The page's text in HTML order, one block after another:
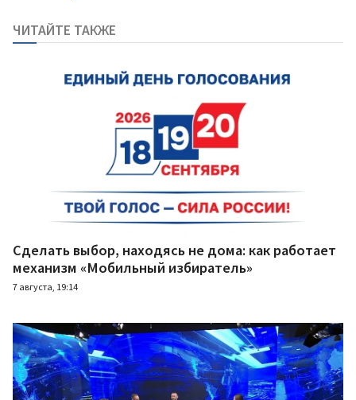
ЧИТАЙТЕ ТАКЖЕ
Сделать выбор, находясь не дома: как работает
механизм «Мобильный избиратель»
7 августа, 19:14